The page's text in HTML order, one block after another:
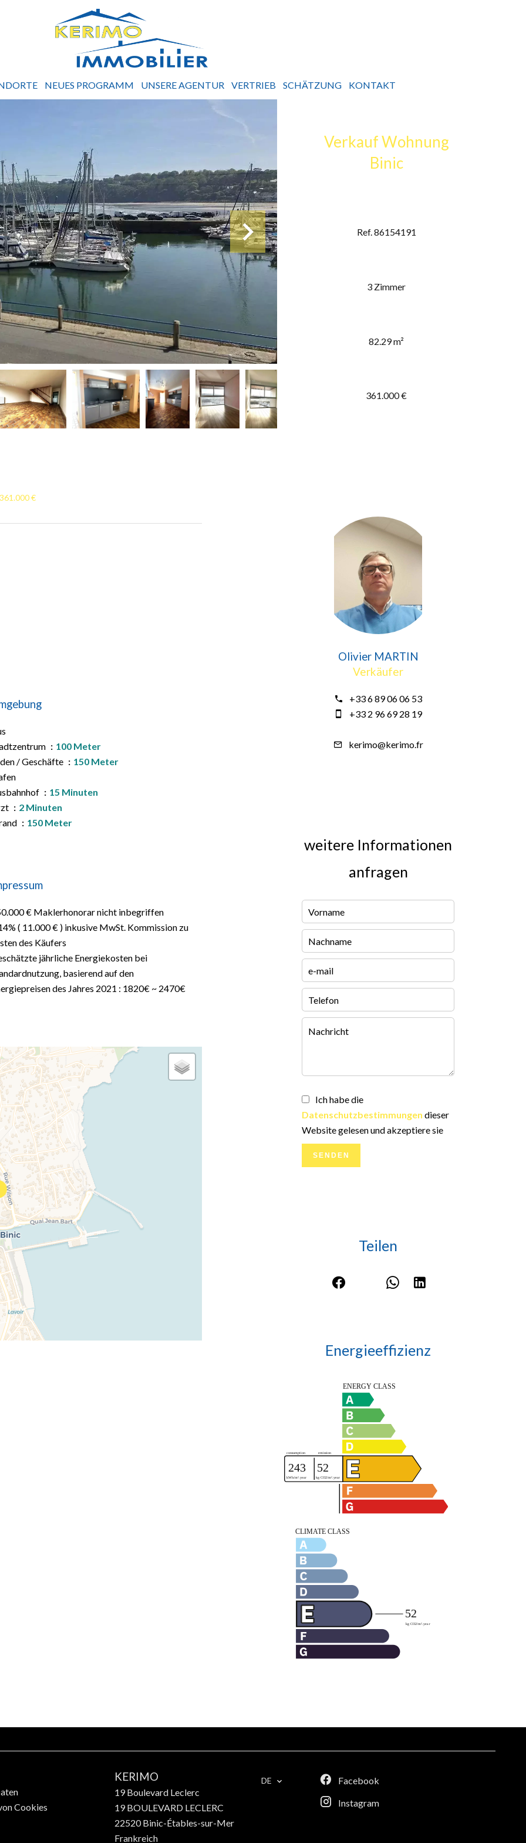
NEUES PROGRAMM UNSERE AGENTUR VERTRIEB SCHÄTZUNG KONTAKT
Verkauf Wohnung
Binic
Ref. 86154191
3 Zimmer
82.29 m²
361.000 €
€
100 Meter
/ Geschäfte
150 Meter
15 Minuten
2 Minuten
150 Meter
€ Maklerhonorar nicht inbegriffen
( 11.000 € ) inkusive MwSt. Kommission zu
des Käufers
jährliche Energiekosten bei
basierend auf den
des Jahres 2021 : 1820€ ~ 2470€
Olivier MARTIN
Verkäufer
+33 6 89 06 06 53
+33 2 96 69 28 19
kerimo@kerimo.fr
weitere Informationen
anfragen
Ich habe die
Datenschutzbestimmungen dieser
Website gelesen und akzeptiere sie
SENDEN
Teilen
Energieeffizienz
Cookies
KERIMO
19 Boulevard Leclerc
19 BOULEVARD LECLERC
22520Binic-Étables-sur-Mer
Frankreich
DE
Facebook
Instagram